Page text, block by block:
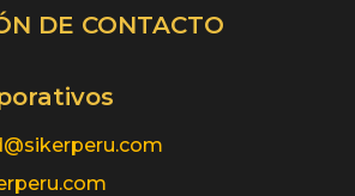
DE CONTACTO